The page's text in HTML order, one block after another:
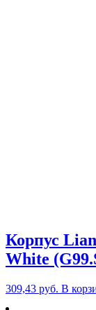
Корпус
White
309,43 руб. В